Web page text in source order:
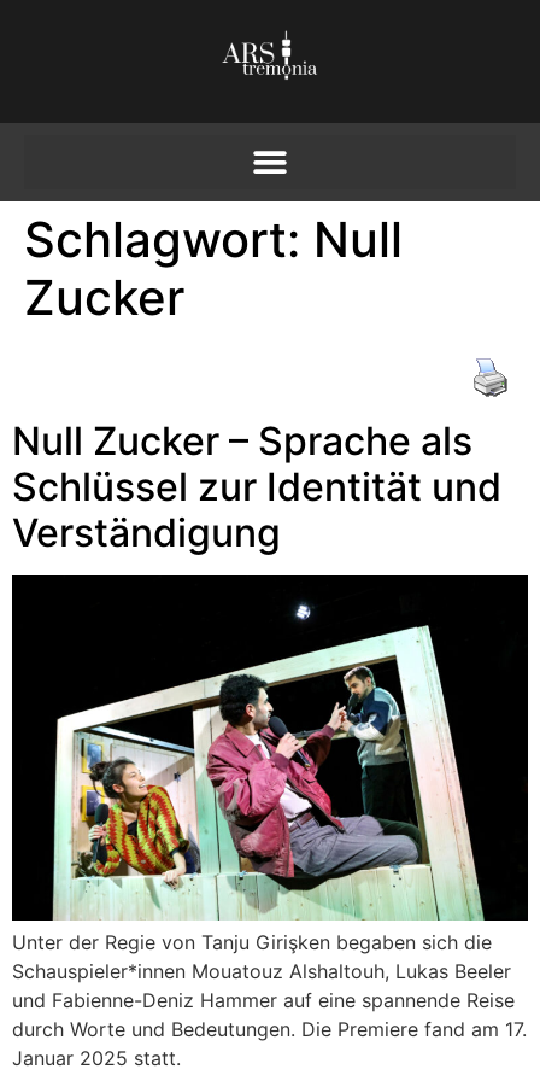
Schlagwort: Null
Zucker
Null Zucker – Sprache als
Schlüssel zur Identität und
Verständigung
Unter der Regie von Tanju Girişken begaben sich die
Schauspieler*innen Mouatouz Alshaltouh, Lukas Beeler
und Fabienne-Deniz Hammer auf eine spannende Reise
durch Worte und Bedeutungen. Die Premiere fand am 17.
Januar 2025 statt.